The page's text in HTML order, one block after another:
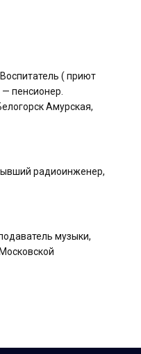
( приют
пенсионер.
Амурская,
радиоинженер,
музыки,